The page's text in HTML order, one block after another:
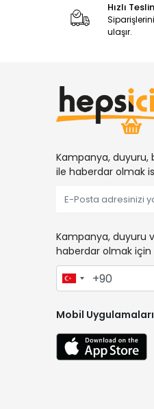
Hızlı
ulaşır.
Kampanya,
ile haberdar olmak
Kampanya, duyuru
haberdar olmak için
Mobil